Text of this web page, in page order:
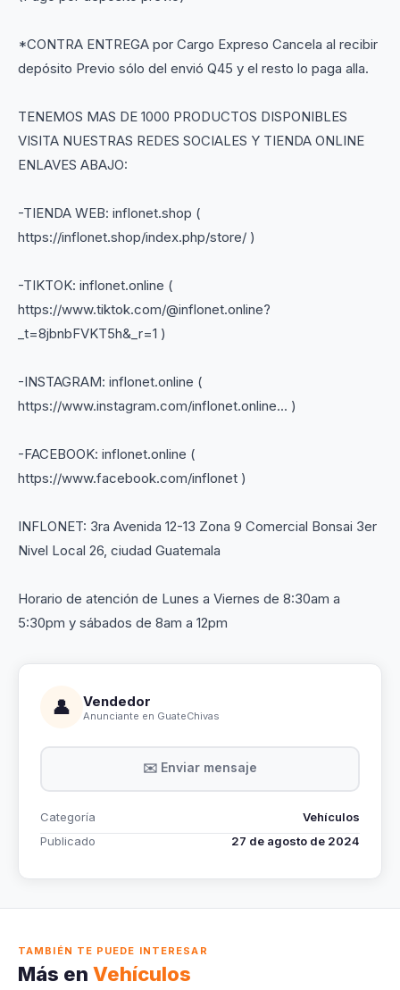
*CONTRA ENTREGA por Cargo Expreso Cancela al recibir
depósito Previo sólo del envió Q45 y el resto lo paga alla.
TENEMOS MAS DE 1000 PRODUCTOS DISPONIBLES
VISITA NUESTRAS REDES SOCIALES Y TIENDA ONLINE
ENLAVES ABAJO:
-TIENDA WEB: inflonet.shop (
https://inflonet.shop/index.php/store/ )
-TIKTOK: inflonet.online (
https://www.tiktok.com/@inflonet.online?
_t=8jbnbFVKT5h&_r=1 )
-INSTAGRAM: inflonet.online (
https://www.instagram.com/inflonet.online... )
-FACEBOOK: inflonet.online (
https://www.facebook.com/inflonet )
INFLONET: 3ra Avenida 12-13 Zona 9 Comercial Bonsai 3er
Nivel Local 26, ciudad Guatemala
Horario de atención de Lunes a Viernes de 8:30am a
5:30pm y sábados de 8am a 12pm
👤 Vendedor
Anunciante en GuateChivas
✉️ Enviar mensaje
Categoría
Vehículos
Publicado
27 de agosto de 2024
TAMBIÉN TE PUEDE INTERESAR
Más en Vehículos